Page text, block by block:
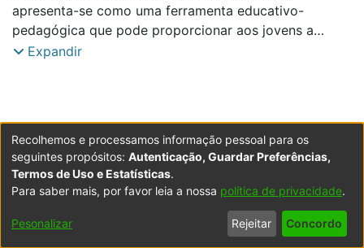
Direito e Ciência Política
apresenta-se como uma ferramenta educativo-
pedagógica que pode proporcionar aos jovens a
aquisição de competências relacionais duradouras.
integração no meio escolar. Segundo alguns estudos,
a mediação apresenta-se, simultaneamente, como uma
estratégia de prevenção primária e de prevenção
secundária face a fenómenos de conflitualidade,
a necessidade de dotar os jovens das competências
necessárias para uma intervenção eficaz e positiva ao
Expandir
Powered by DSpace Copyright © 2003-2026LYRASIS
Configurações
Política de
Privacidade
Termos
de Uso
Contacte-
nos
Recolhemos e processamos informação pessoal para os
seguintes propósitos: Autenticação, Guardar Preferências,
Termos de Uso e Estatísticas.
Para saber mais, por favor leia a nossa política de privacidade.
Pesonalizar Rejeitar Concordo